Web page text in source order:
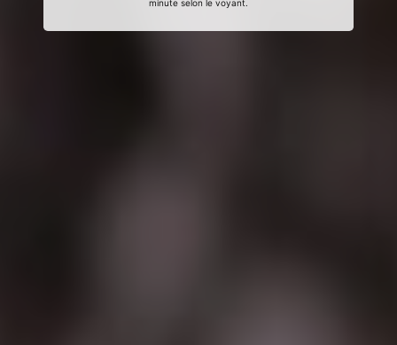
minute selon le voyant.